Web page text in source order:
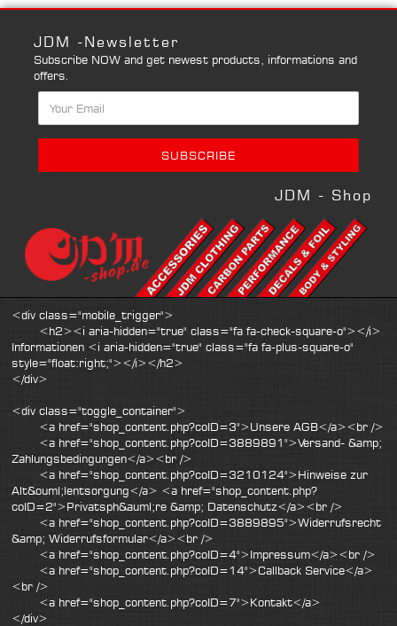
JDM -Newsletter
Subscribe NOW and get newest products, informations and
offers.
JDM - Shop
<div class="mobile_trigger">
<h2><i aria-hidden="true" class="fa fa-check-square-o"></i>
Informationen <i aria-hidden="true" class="fa fa-plus-square-o"
style="float:right;"></i></h2>
</div>
<div class="toggle_container">
<a href="shop_content.php?coID=3">Unsere AGB</a><br />
<a href="shop_content.php?coID=3889891">Versand- &amp;
Zahlungsbedingungen</a><br />
<a href="shop_content.php?coID=3210124">Hinweise zur
Alt&ouml;lentsorgung</a> <a href="shop_content.php?
coID=2">Privatsph&auml;re &amp; Datenschutz</a><br />
<a href="shop_content.php?coID=3889895">Widerrufsrecht
&amp; Widerrufsformular</a><br />
<a href="shop_content.php?coID=4">Impressum</a><br />
<a href="shop_content.php?coID=14">Callback Service</a>
<br />
<a href="shop_content.php?coID=7">Kontakt</a>
</div>